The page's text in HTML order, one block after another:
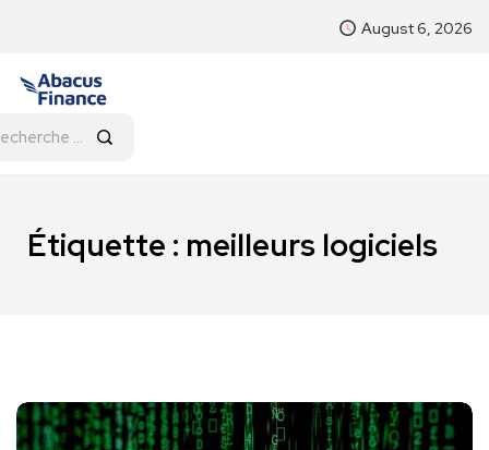
August 6, 2026
Étiquette : meilleurs logiciels